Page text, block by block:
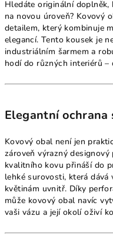
Hledáte originální doplněk,
na novou úroveň? Kovový
detailem, který kombinuje
elegancí. Tento kousek je
industriálním šarmem a
hodí do různých interiérů
Elegantní ochrana
Kovový obal není jen
zároveň výrazný
kvalitního kovu přináší do
lehké surovosti, která
květinám uvnitř. Díky
může kovový obal navíc
vaši vázu a její okolí oživí